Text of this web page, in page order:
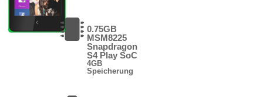
0.75GB
MSM8225
Snapdragon
S4 Play SoC
4GB
Speicherung